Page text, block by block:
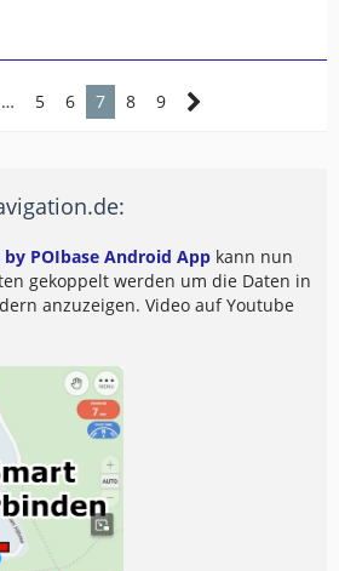
… 5 6 7 8 9
POIbase Android App kann nun
gekoppelt werden um die Daten in
anzuzeigen. Video auf Youtube